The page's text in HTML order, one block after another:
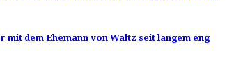
dem Ehemann von Waltz seit langem eng